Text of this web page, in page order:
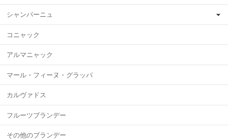
シャンパーニュ
コニャック
アルマニャック
マール・フィーヌ・グラッパ
カルヴァドス
フルーツブランデー
その他のブランデー